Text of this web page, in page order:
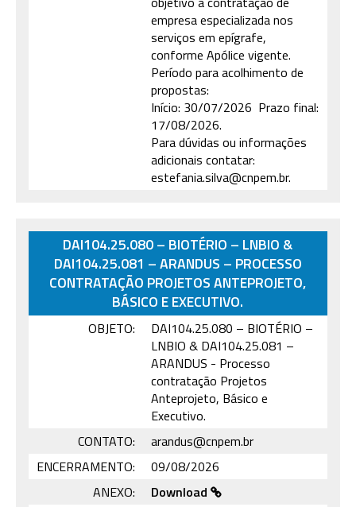
empresa especializada nos
serviços em epígrafe,
conforme Apólice vigente.
Período para acolhimento de
propostas:
Início: 30/07/2026 Prazo final:
17/08/2026.
Para dúvidas ou informações
adicionais contatar:
estefania.silva@cnpem.br.
DAI104.25.080 – BIOTÉRIO – LNBIO &
DAI104.25.081 – ARANDUS – PROCESSO
CONTRATAÇÃO PROJETOS ANTEPROJETO,
BÁSICO E EXECUTIVO.
OBJETO:
DAI104.25.080 – BIOTÉRIO –
LNBIO & DAI104.25.081 –
ARANDUS - Processo
contratação Projetos
Anteprojeto, Básico e
Executivo.
CONTATO:
arandus@cnpem.br
ENCERRAMENTO:
09/08/2026
ANEXO:
Download